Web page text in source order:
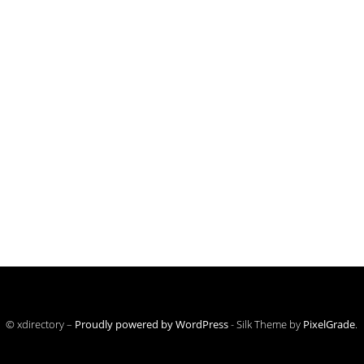
© xdirectory – Proudly powered by WordPress-Silk Theme by PixelGrade.